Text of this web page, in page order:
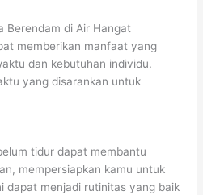
Berendam di Air Hangat
memberikan manfaat yang
dan kebutuhan individu.
yang disarankan untuk
tidur dapat membantu
mempersiapkan kamu untuk
dapat menjadi rutinitas yang baik